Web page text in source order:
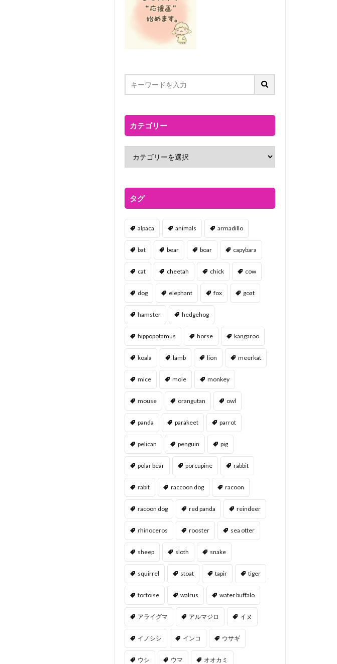
カテゴリー
タグ
alpaca animals armadillo
bat bear boar capybara
cat cheetah chick cow
dog elephant fox goat
hamster hedgehog
hippopotamus horse kangaroo
koala lamb lion meerkat
mice mole monkey
mouse orangutan owl
panda parakeet parrot
pelican penguin pig
polar bear porcupine rabbit
rabit raccoon dog racoon
racoon dog red panda reindeer
rhinoceros rooster sea otter
sheep sloth snake
squirrel stoat tapir tiger
tortoise walrus water buffalo
アライグマ アルマジロ イヌ
イノシシ インコ ウサギ
ウシ ウマ オオカミ